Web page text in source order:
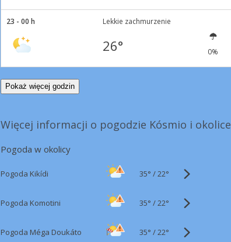
23 - 00 h Lekkie zachmurzenie
26° 0%
Pokaż więcej godzin
Więcej informacji o pogodzie Kósmio i okolice
Pogoda w okolicy
Pogoda Kikídi 35° /22°
Pogoda Komotini 35° /22°
Pogoda Méga Doukáto 35° /22°